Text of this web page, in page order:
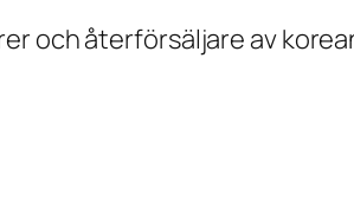
och återförsäljare av